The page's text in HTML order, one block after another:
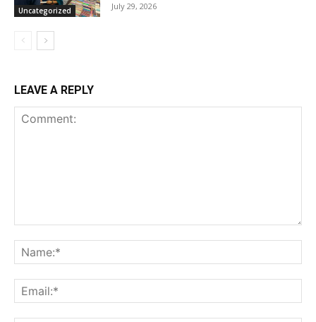
Uncategorized July 29, 2026
LEAVE A REPLY